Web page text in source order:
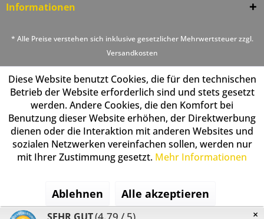
Informationen
* Alle Preise verstehen sich inklusive gesetzlicher Mehrwertsteuer zzgl.
Versandkosten
Diese Website benutzt Cookies, die für den technischen
Betrieb der Website erforderlich sind und stets gesetzt
werden. Andere Cookies, die den Komfort bei
Benutzung dieser Website erhöhen, der Direktwerbung
dienen oder die Interaktion mit anderen Websites und
sozialen Netzwerken vereinfachen sollen, werden nur
mit Ihrer Zustimmung gesetzt. Mehr Informationen
Ablehnen Alle akzeptieren
×